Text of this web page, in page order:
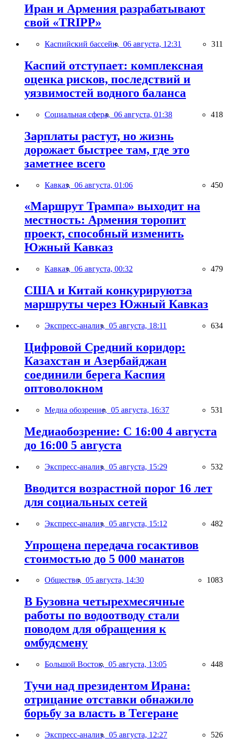
Иран и Армения разрабатывают
свой «TRIPP»
Каспийский бассейн, 06 августа, 12:31 311
Каспий отступает: комплексная
оценка рисков, последствий и
уязвимостей водного баланса
Социальная сфера, 06 августа, 01:38 418
Зарплаты растут, но жизнь
дорожает быстрее там, где это
заметнее всего
Кавказ, 06 августа, 01:06 450
«Маршрут Трампа» выходит на
местность: Армения торопит
проект, способный изменить
Южный Кавказ
Кавказ, 06 августа, 00:32 479
США и Китай конкурируютза
маршруты через Южный Кавказ
Экспресс-анализ, 05 августа, 18:11 634
Цифровой Средний коридор:
Казахстан и Азербайджан
соединили берега Каспия
оптоволокном
Медиа обозрение, 05 августа, 16:37 531
Медиаобозрение: С 16:00 4 августа
до 16:00 5 августа
Экспресс-анализ, 05 августа, 15:29 532
Вводится возрастной порог 16 лет
для социальных сетей
Экспресс-анализ, 05 августа, 15:12 482
Упрощена передача госактивов
стоимостью до 5 000 манатов
Общество, 05 августа, 14:30 1083
В Бузовна четырехмесячные
работы по водоотводу стали
поводом для обращения к
омбудсмену
Большой Восток, 05 августа, 13:05 448
Тучи над президентом Ирана:
отрицание отставки обнажило
борьбу за власть в Тегеране
Экспресс-анализ, 05 августа, 12:27 526